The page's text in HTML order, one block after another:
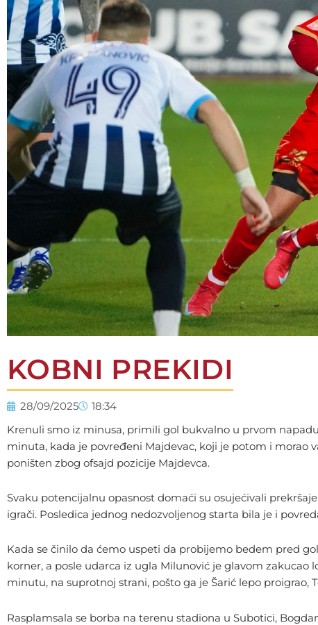
KOBNI PREKIDI
28/09/2025
18:34
Krenuli smo iz minusa, primili gol bukvalno u prvom
minuta, kada je povređeni Majdevac, koji je potom i morao
poništen zbog ofsajd pozicije Majdevca.
Svaku potencijalnu opasnost domaći su osujećivali
igrači. Posledica jednog nedozvoljenog starta bila je i
Kada se činilo da ćemo uspeti da probijemo bedem pred
korner, a posle udarca iz ugla Milunović je glavom
minutu, na suprotnoj strani, pošto ga je Šarić lepo proigrao,
Rasplamsala se borba na terenu stadiona u Subotici,